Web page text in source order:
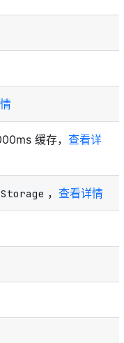
缓存， 查看详
， 查看详情